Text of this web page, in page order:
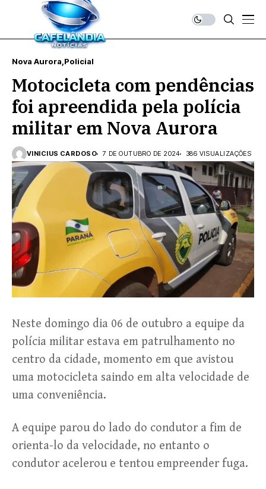
Nova Aurora Policial
Motocicleta com pendências
foi apreendida pela polícia
militar em Nova Aurora
VINICIUS CARDOSO 7 DE OUTUBRO DE 2024 386 VISUALIZAÇÕES
Neste domingo dia 06 de outubro a equipe da
polícia militar estava em patrulhamento no
centro da cidade, momento em que avistou
uma motocicleta saindo em alta velocidade de
uma conveniência.
A equipe parou do lado do condutor a fim de
orienta-lo da velocidade, no entanto o
condutor acelerou e tentou empreender fuga.